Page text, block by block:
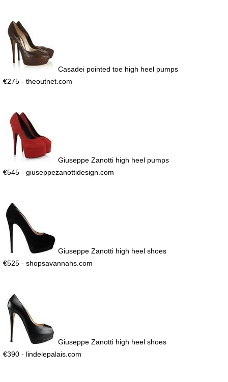
Casadei pointed toe high heel pumps
€275 - theoutnet.com
Giuseppe Zanotti high heel pumps
€545 - giuseppezanottidesign.com
Giuseppe Zanotti high heel shoes
€525 - shopsavannahs.com
Giuseppe Zanotti high heel shoes
€390 - lindelepalais.com